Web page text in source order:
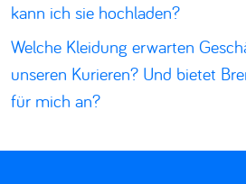
kann ich sie hochladen?
Welche Kleidung erwarten
unseren Kurieren? Und bietet
für mich an?